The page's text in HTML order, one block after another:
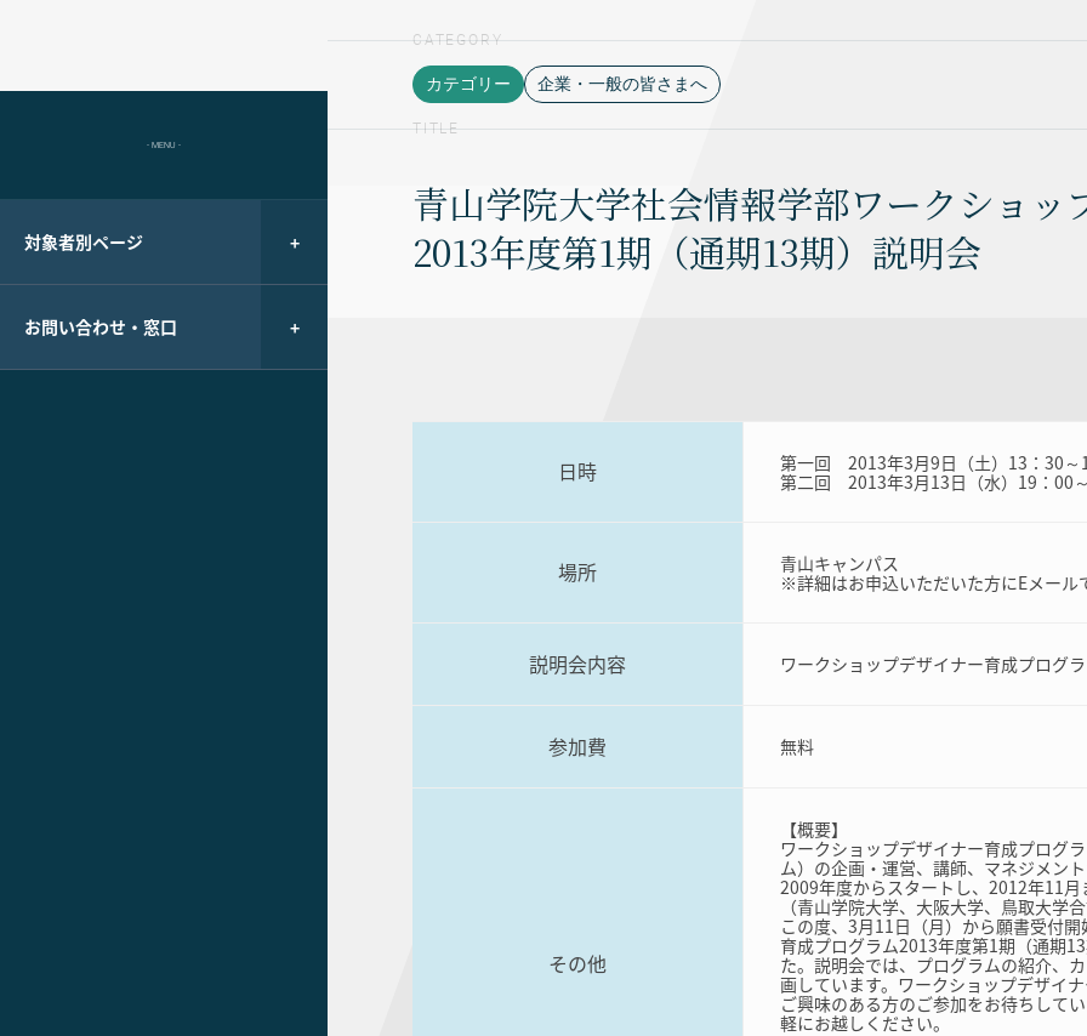
- MENU -
対象者別ページ
お問い合わせ・窓口
CATEGORY
カテゴリー 企業・一般の皆さまへ
TITLE
青山学院大学社会情報学部ワークショ
2013年度第1期（通期13期）説明会
日時
第一回 2013年3月9日（土）13：30～
第二回 2013年3月13日（水）19：00
場所
青山キャンパス
※詳細はお申込いただいた方にEメール
説明会内容 ワークショップデザイナー育成プログ
参加費 無料
その他
【概要】
ワークショップデザイナー育成プログ
ム）の企画・運営、講師、マネジメン
2009年度からスタートし、2012年11
（青山学院大学、大阪大学、鳥取大学
この度、3月11日（月）から願書受付
育成プログラム2013年度第1期（通期
た。説明会では、プログラムの紹介、
画しています。ワークショップデザイ
ご興味のある方のご参加をお待ちして
軽にお越しください。